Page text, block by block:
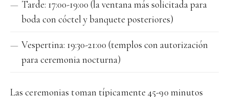
Tarde: 17:00-19:00 (la ventana más solicitada para
boda con cóctel y banquete posteriores)
Vespertina: 19:30-21:00 (templos con autorización
para ceremonia nocturna)
Las ceremonias toman típicamente 45-90 minutos